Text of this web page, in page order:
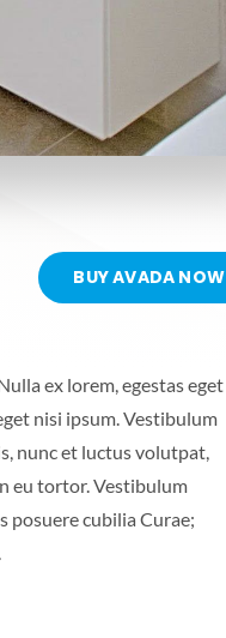
BUY AVADA NOW